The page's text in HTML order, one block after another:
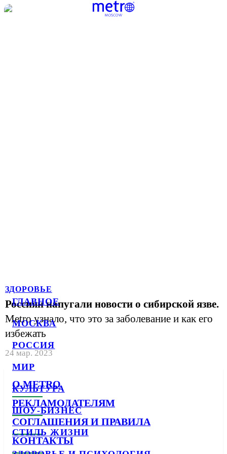
ГЛАВНОЕ
МОСКВА
РОССИЯ
МИР
КУЛЬТУРА
ШОУ-БИЗНЕС
СТИЛЬ ЖИЗНИ
ЗДОРОВЬЕ
Россиян напугали новости о сибирской язве.
Metro узнало, что это за заболевание и как его
избежать
24 мар. 2023
О METRO
РЕКЛАМОДАТЕЛЯМ
СОГЛАШЕНИЯ И ПРАВИЛА
КОНТАКТЫ